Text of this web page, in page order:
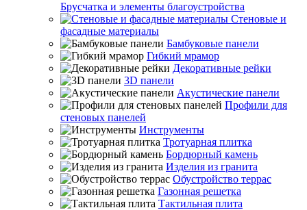
Брусчатка и элементы благоустройства
Стеновые и
фасадные материалы
Бамбуковые панели
Гибкий мрамор
Декоративные рейки
3D панели
Акустические панели
Профили для
стеновых панелей
Инструменты
Тротуарная плитка
Бордюрный камень
Изделия из гранита
Обустройство террас
Газонная решетка
Тактильная плита